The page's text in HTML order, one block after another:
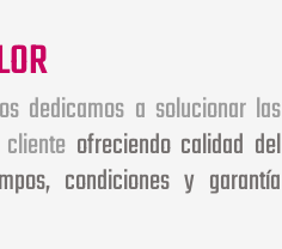
dedicamos a solucionar las
clienteofreciendo calidad del
condiciones y garantía